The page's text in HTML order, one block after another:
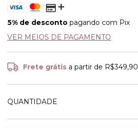
5% de desconto pagando com Pix
VER MEIOS DE PAGAMENTO
Frete grátis a partir de R$349,90
QUANTIDADE